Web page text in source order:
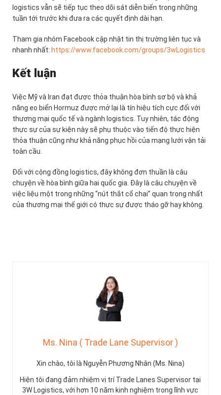
logistics vẫn sẽ tiếp tục theo dõi sát diễn biến trong những
tuần tới trước khi đưa ra các quyết định dài hạn.
Tham gia nhóm Facebook cập nhật tin thị trường liên tục và
nhanh nhất: https://www.facebook.com/groups/3wLogistics
Kết luận
Việc Mỹ và Iran đạt được thỏa thuận hòa bình sơ bộ và khả
năng eo biển Hormuz được mở lại là tín hiệu tích cực đối với
thương mại quốc tế và ngành logistics. Tuy nhiên, tác động
thực sự của sự kiện này sẽ phụ thuộc vào tiến độ thực hiện
thỏa thuận cũng như khả năng phục hồi của mạng lưới vận tải
toàn cầu.
Đối với cộng đồng logistics, đây không đơn thuần là câu
chuyện về hòa bình giữa hai quốc gia. Đây là câu chuyện về
việc liệu một trong những “nút thắt cổ chai” quan trọng nhất
của thương mại thế giới có thực sự được tháo gỡ hay không.
Ms. Nina ( Trade Lane Supervisor )
Xin chào, tôi là Nguyễn Phương Nhân (Ms. Nina)
Hiện tôi đang đảm nhiệm vị trí Trade Lanes Supervisor tại
3W Logistics, với hơn 10 năm kinh nghiệm trong lĩnh vực